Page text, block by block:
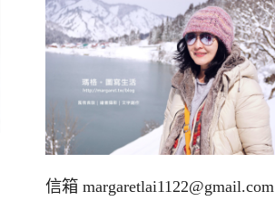
信箱 margaretlai1122@gmail.com